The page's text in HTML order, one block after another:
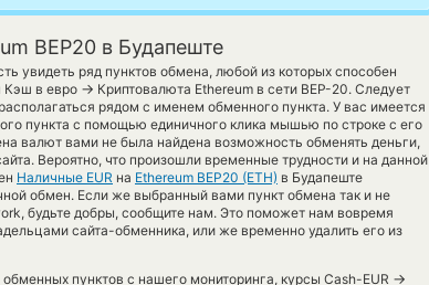
BEP20 в Будапеште
увидеть ряд пунктов обмена, любой из которых способен
Кэш в евро → Криптовалюта Ethereum в сети BEP-20. Следует
рядом с именем обменного пункта. У вас имеется
пункта с помощью единичного клика мышью по строке с его
валют вами не была найдена возможность обменять деньги,
Вероятно, что произошли временные трудности и на данной
Наличные EUR на Ethereum BEP20 (ETH) в Будапеште
обмен. Если же выбранный вами пункт обмена так и не
будьте добры, сообщите нам. Это поможет нам вовремя
сайта-обменника, или же временно удалить его из
пунктов с нашего мониторинга, курсы Cash-EUR →